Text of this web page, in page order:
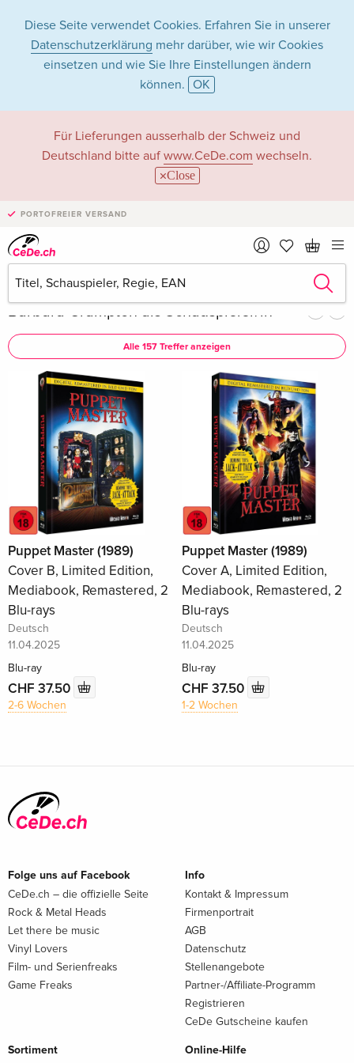
Diese Seite verwendet Cookies. Erfahren Sie in unserer
Datenschutzerklärung mehr darüber, wie wir Cookies
einsetzen und wie Sie Ihre Einstellungen ändern
können. OK
Für Lieferungen ausserhalb der Schweiz und
Deutschland bitte auf www.CeDe.com wechseln.
Close
PORTOFREIER VERSAND
Barbara Crampton
in Filme - Alle
Formate
Artikel von Barbara Crampton anzeigen imkompletten Shop
Barbara Crampton als Schauspieler/in
Alle 157 Treffer anzeigen
Puppet Master (1989)
Cover B, Limited Edition,
Mediabook, Remastered, 2
Blu-rays
Deutsch
11.04.2025
Blu-ray
CHF 37.50
2-6 Wochen
Puppet Master (1989)
Cover A, Limited Edition,
Mediabook, Remastered, 2
Blu-rays
Deutsch
11.04.2025
Blu-ray
CHF 37.50
1-2 Wochen
Folge uns auf Facebook
CeDe.ch – die offizielle Seite
Rock & Metal Heads
Let there be music
Vinyl Lovers
Film- und Serienfreaks
Game Freaks
Info
Kontakt & Impressum
Firmenportrait
AGB
Datenschutz
Stellenangebote
Partner-/Affiliate-Programm
Registrieren
CeDe Gutscheine kaufen
Sortiment
Online-Hilfe